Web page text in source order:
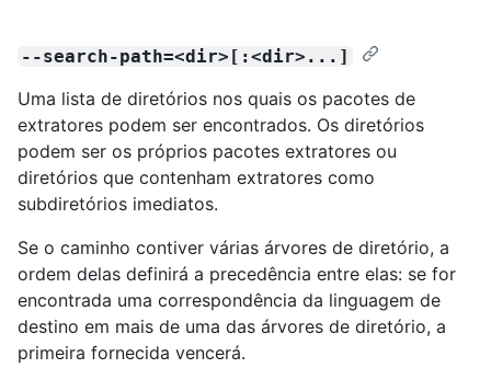
--search-path=<dir>[:<dir>...]
Uma lista de diretórios nos quais os pacotes de
extratores podem ser encontrados. Os diretórios
podem ser os próprios pacotes extratores ou
diretórios que contenham extratores como
subdiretórios imediatos.
Se o caminho contiver várias árvores de diretório, a
ordem delas definirá a precedência entre elas: se for
encontrada uma correspondência da linguagem de
destino em mais de uma das árvores de diretório, a
primeira fornecida vencerá.